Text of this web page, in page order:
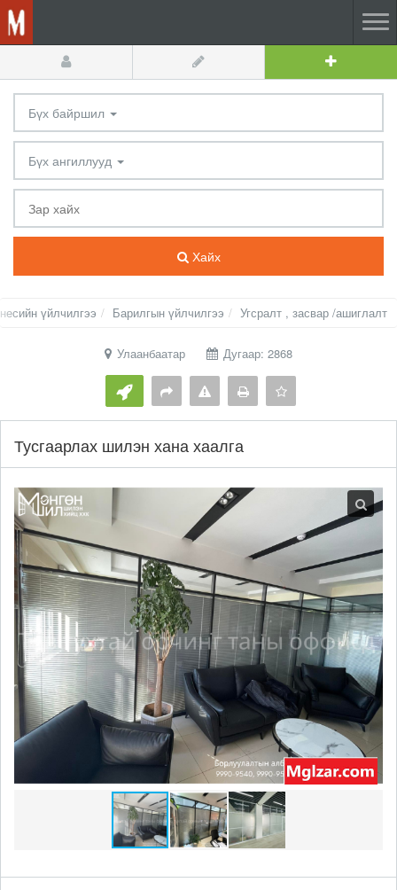
Бүх байршил
Бүх ангиллууд
Хайх
үйлчилгээ Барилгын үйлчилгээ Угсралт , засвар /ашиглалт
Улаанбаатар Дугаар: 2868
Тусгаарлах шилэн хана хаалга